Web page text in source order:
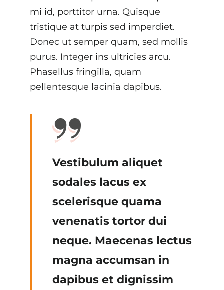
mi id, porttitor urna. Quisque
tristique at turpis sed imperdiet.
Donec ut semper quam, sed mollis
purus. Integer ins ultricies arcu.
Phasellus fringilla, quam
pellentesque lacinia dapibus.
Vestibulum aliquet
sodales lacus ex
scelerisque quama
venenatis tortor dui
neque. Maecenas lectus
magna accumsan in
dapibus et dignissim